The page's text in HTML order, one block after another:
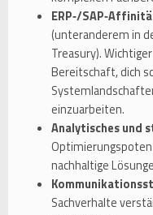
ERP‑/
(unteranderem in
Treasury).
Bereitschaft, dich
einzuarbeiten.
Analytisches und
nachhaltige
Sachverhalte